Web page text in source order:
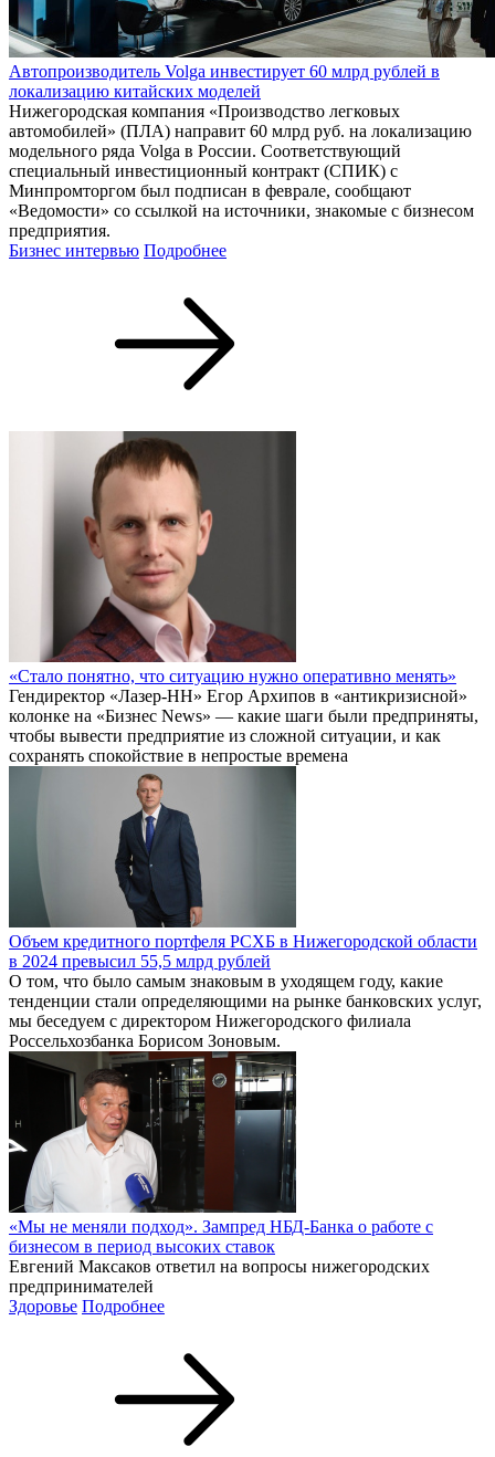
Автопроизводитель Volga инвестирует 60 млрд рублей в
локализацию китайских моделей
Нижегородская компания «Производство легковых
автомобилей» (ПЛА) направит 60 млрд руб. на локализацию
модельного ряда Volga в России. Соответствующий
специальный инвестиционный контракт (СПИК) с
Минпромторгом был подписан в феврале, сообщают
«Ведомости» со ссылкой на источники, знакомые с бизнесом
предприятия.
Бизнес интервью Подробнее
«Стало понятно, что ситуацию нужно оперативно менять»
Гендиректор «Лазер-НН» Егор Архипов в «антикризисной»
колонке на «Бизнес News» — какие шаги были предприняты,
чтобы вывести предприятие из сложной ситуации, и как
сохранять спокойствие в непростые времена
Объем кредитного портфеля РСХБ в Нижегородской области
в 2024 превысил 55,5 млрд рублей
О том, что было самым знаковым в уходящем году, какие
тенденции стали определяющими на рынке банковских услуг,
мы беседуем с директором Нижегородского филиала
Россельхозбанка Борисом Зоновым.
«Мы не меняли подход». Зампред НБД-Банка о работе с
бизнесом в период высоких ставок
Евгений Максаков ответил на вопросы нижегородских
предпринимателей
Здоровье Подробнее